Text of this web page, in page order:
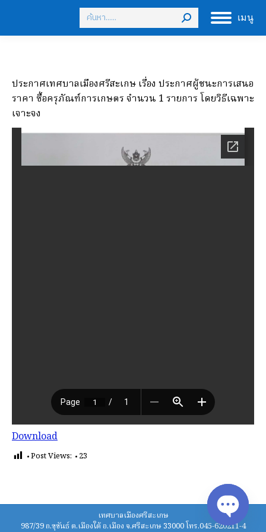
เมนู
Search:
ประกาศเทศบาลเมืองศรีสะเกษ เรื่อง ประกาศผู้ชนะการเสนอ
ราคา ซื้อครุภัณฑ์การเกษตร จำนวน 1 รายการ โดยวิธีเฉพาะ
เจาะจง
Download
Post Views: 23
เทศบาลเมืองศรีสะเกษ
987/39 ถ.ขุขันธ์ ต.เมืองใต้ อ.เมือง จ.ศรีสะเกษ 33000 โทร.045-620211-4
Open